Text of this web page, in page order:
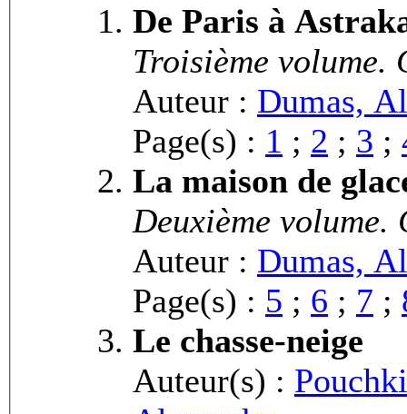
De Paris à
Troisième
Auteur : Dumas,
Page(s) : 1 ; 2 ; 3 ;
La maison de
Deuxième volume.
Auteur : Dumas,
Page(s) : 5 ; 6 ; 7 ;
Le chasse-neige
Auteur(s) :